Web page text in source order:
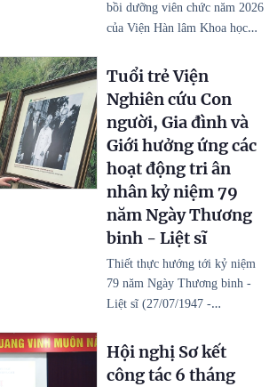
bồi dưỡng viên chức năm 2026
của Viện Hàn lâm Khoa học…
Tuổi trẻ Viện
Nghiên cứu Con
người, Gia đình và
Giới hưởng ứng các
hoạt động tri ân
nhân kỷ niệm 79
năm Ngày Thương
binh - Liệt sĩ
Thiết thực hướng tới kỷ niệm
79 năm Ngày Thương binh -
Liệt sĩ (27/07/1947 -…
Hội nghị Sơ kết
công tác 6 tháng